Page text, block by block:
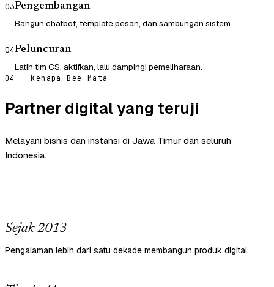
03Pengembangan
Bangun chatbot, template pesan, dan sambungan sistem.
04Peluncuran
Latih tim CS, aktifkan, lalu dampingi pemeliharaan.
04 — Kenapa Bee Mata
Partner digital yang teruji
Melayani bisnis dan instansi di Jawa Timur dan seluruh
Indonesia.
Sejak 2013
Pengalaman lebih dari satu dekade membangun produk digital.